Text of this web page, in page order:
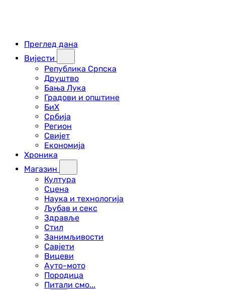
Преглед дана
Вијести
Република Српска
Друштво
Бања Лука
Градови и општине
БиХ
Србија
Регион
Свијет
Економија
Хроника
Магазин
Култура
Сцена
Наука и технологија
Љубав и секс
Здравље
Стил
Занимљивости
Савјети
Вицеви
Ауто-мото
Породица
Питали смо...